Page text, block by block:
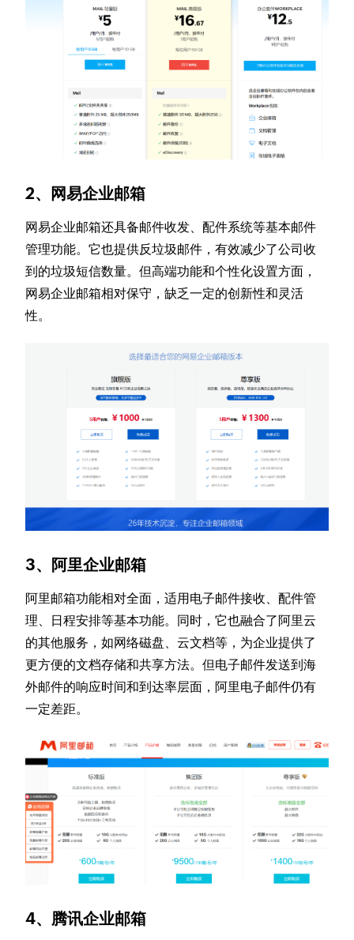
2、网易企业邮箱
网易企业邮箱还具备邮件收发、配件系统等基本邮件
管理功能。它也提供反垃圾邮件，有效减少了公司收
到的垃圾短信数量。但高端功能和个性化设置方面，
网易企业邮箱相对保守，缺乏一定的创新性和灵活
性。
3、阿里企业邮箱
阿里邮箱功能相对全面，适用电子邮件接收、配件管
理、日程安排等基本功能。同时，它也融合了阿里云
的其他服务，如网络磁盘、云文档等，为企业提供了
更方便的文档存储和共享方法。但电子邮件发送到海
外邮件的响应时间和到达率层面，阿里电子邮件仍有
一定差距。
4、腾讯企业邮箱